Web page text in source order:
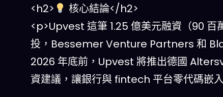
<h2>
核心結論</h2>
<p>Upvest 這筆 1.25 億美元融資（90
投，Bessemer Venture Partners 和
2026 年底前，Upvest 將推出德國
資建議，讓銀行與 fintech 平台零代碼嵌